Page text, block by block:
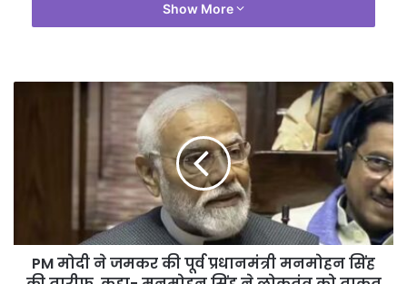
जवाब देते हुए उप मुख्यमंत्री विजय शर्मा ने बताया कि, महादेव सट्टा ऐप को लेकर
महादेव ऐप के संबंध में 54 मामलों में चालान प्रस्तुत किए जा चुके हैं। श्री शर्मा ने
बताया कि, दुबई में छत्तीसगढ़ के कुछ लोग हैं जो इसे संचालित कर रहे हैं। सरकार
ने लुकआउट सर्कुलर जारी कर दिया है। रेड कॉर्नर नोटिस जारी कर दिया गया है।
दुबई से उनके प्रत्यर्पण की कार्रवाई चल रही है। श्री शर्मा ने बताया कि, 507 बैंक
अकाउंट चिन्हित किए गए हैं, इसमें 221 फ्रिज किया जा चुके हैं। 216 करोड़ की
राशि भी फ्रीज की जा चुकी है। इनमें से
दुर्ग में 436 बैंक अकाउंट, सूरजपुर में 38 बैंक अकाउंट, जांजगीर में 5 बैंक
अकाउंट फ्रीज किए गए हैं।
Show More
PM मोदी ने जमकर की पूर्व प्रधानमंत्री मनमोहन सिंह